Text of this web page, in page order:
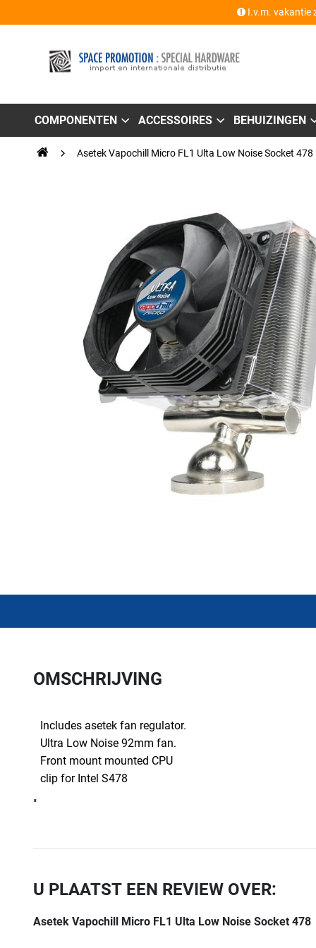
I.v.m. vakantie
COMPONENTEN ACCESSOIRES BEHUIZINGEN
Asetek Vapochill Micro FL1 Ulta Low Noise Socket 478
OMSCHRIJVING
Includes asetek fan regulator.
Ultra Low Noise 92mm fan.
Front mount mounted CPU
clip for Intel S478
"
U PLAATST EEN REVIEW OVER:
Asetek Vapochill Micro FL1 Ulta Low Noise Socket 478